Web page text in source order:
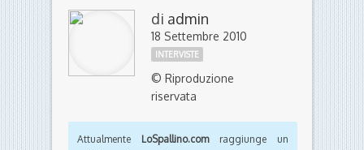
di admin
18 Settembre 2010
INTERVISTE
© Riproduzione
riservata
Attualmente LoSpallino.comraggiunge un